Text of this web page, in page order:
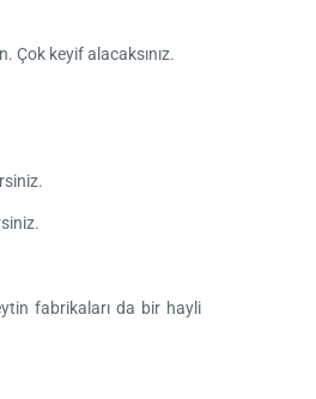
Çok keyif alacaksınız.
fabrikaları da bir hayli